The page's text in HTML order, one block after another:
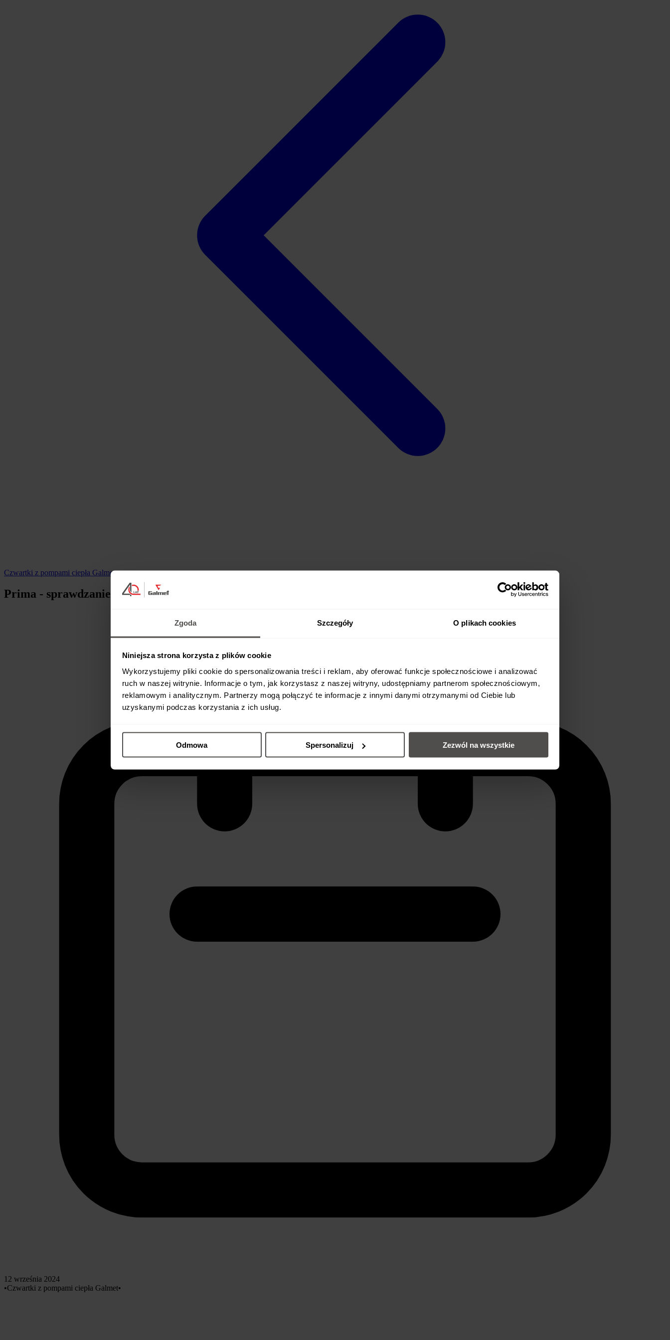
Zgoda Szczegóły O plikach cookies
Niniejsza strona korzysta z plików cookie
Wykorzystujemy pliki cookie do spersonalizowania treści i reklam, aby oferować funkcje społecznościowe i analizować
ruch w naszej witrynie. Informacje o tym, jak korzystasz z naszej witryny, udostępniamy partnerom społecznościowym,
reklamowym i analitycznym. Partnerzy mogą połączyć te informacje z innymi danymi otrzymanymi od Ciebie lub
uzyskanymi podczas korzystania z ich usług.
Odmowa Spersonalizuj Zezwól na wszystkie
Czwartki z pompami ciepła Galmet
Prima - sprawdzanie temperatury zadanej wg krzywej grzewczej
12 września 2024
•Czwartki z pompami ciepła Galmet•